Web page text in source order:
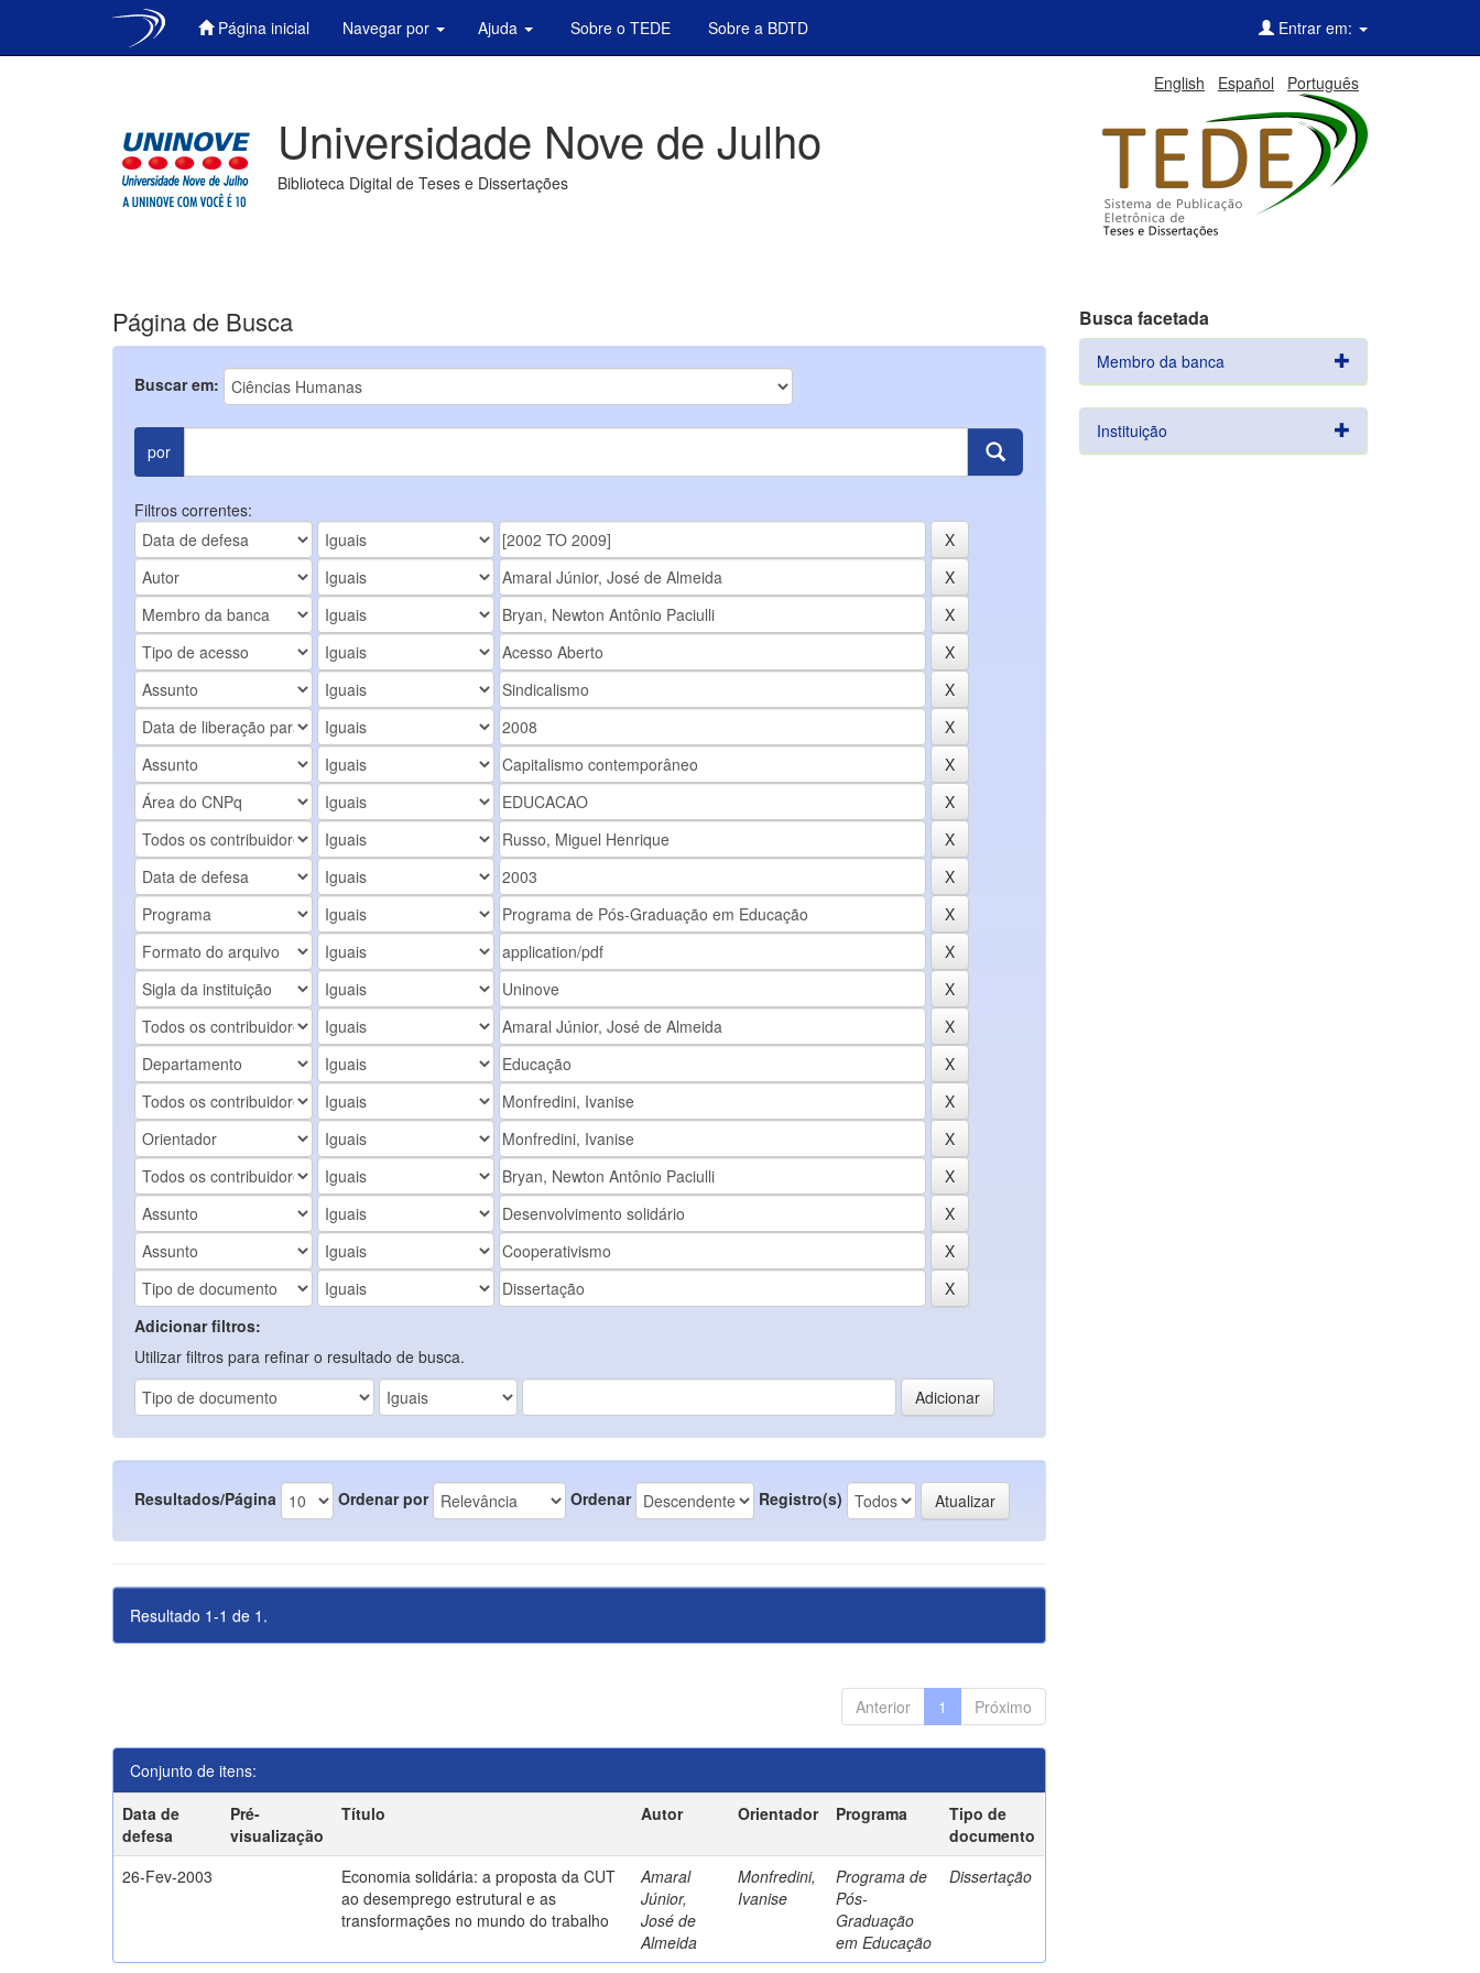
Página inicial Navegar por Ajuda Sobre o TEDE Sobre a BDTD Entrar em:
English Español Português
Universidade Nove de Julho
Biblioteca Digital de Teses e Dissertações
Página de Busca
Buscar em:
por
Filtros correntes:
Adicionar filtros:
Utilizar filtros para refinar o resultado de busca.
Resultados/Página Ordenar por Ordenar Registro(s)
Resultado 1-1 de 1.
Anterior 1 Próximo
Conjunto de itens:
Data de
defesa
Pré-
visualização
Título Autor Orientador Programa
Tipo de
documento
26-Fev-2003
Economia solidária: a proposta da CUT
ao desemprego estrutural e as
transformações no mundo do trabalho
Amaral
Júnior,
José de
Almeida
Monfredini,
Ivanise
Programa de
Pós-
Graduação
em Educação
Dissertação
Busca facetada
Membro da banca
Instituição